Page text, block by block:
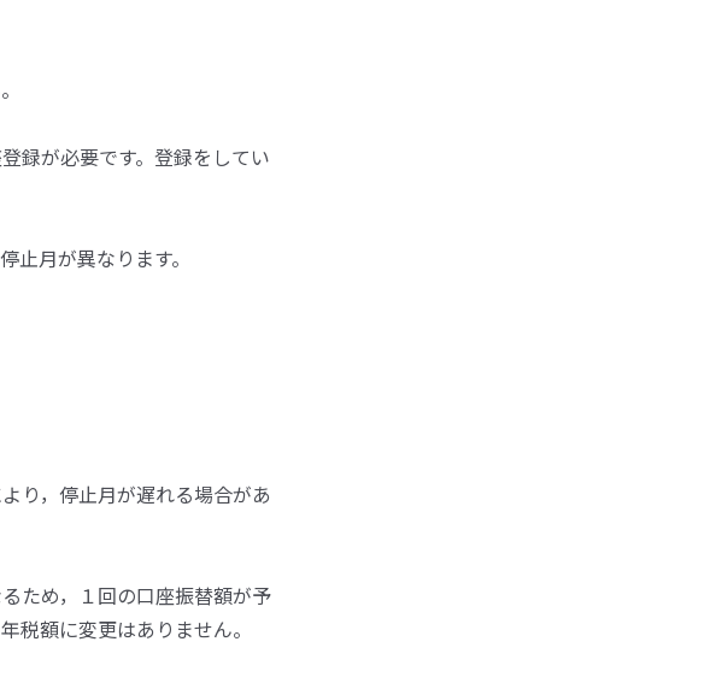
録が必要です。登録をしてい
止月が異なります。
り，停止月が遅れる場合があ
ため，１回の口座振替額が予
税額に変更はありません。